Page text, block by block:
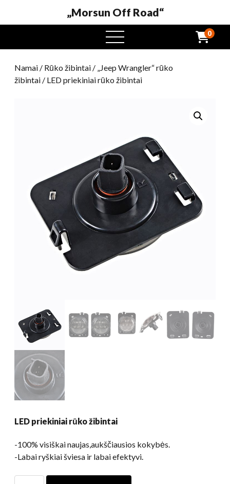
„Morsun Off Road“
Atidaryti
meniu
0
Namai / Rūko žibintai / „Jeep Wrangler“ rūko
žibintai / LED priekiniai rūko žibintai
LED priekiniai rūko žibintai
-100% visiškai naujas,aukščiausios kokybės.
-Labai ryškiai šviesa ir labai efektyvi.